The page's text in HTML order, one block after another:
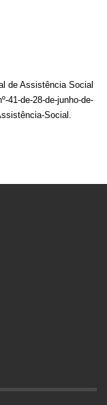
de Assistência Social
41-de-28-de-junho-de-
Social.